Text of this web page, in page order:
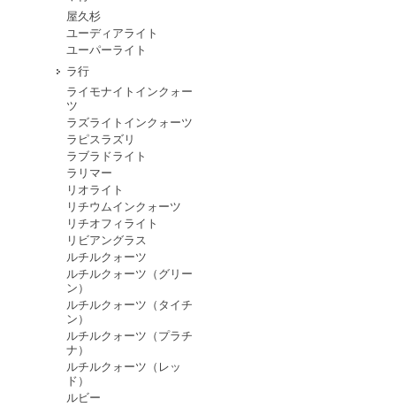
屋久杉
ユーディアライト
ユーパーライト
ラ行
ライモナイトインクォー
ツ
ラズライトインクォーツ
ラピスラズリ
ラブラドライト
ラリマー
リオライト
リチウムインクォーツ
リチオフィライト
リビアングラス
ルチルクォーツ
ルチルクォーツ（グリー
ン）
ルチルクォーツ（タイチ
ン）
ルチルクォーツ（プラチ
ナ）
ルチルクォーツ（レッ
ド）
ルビー